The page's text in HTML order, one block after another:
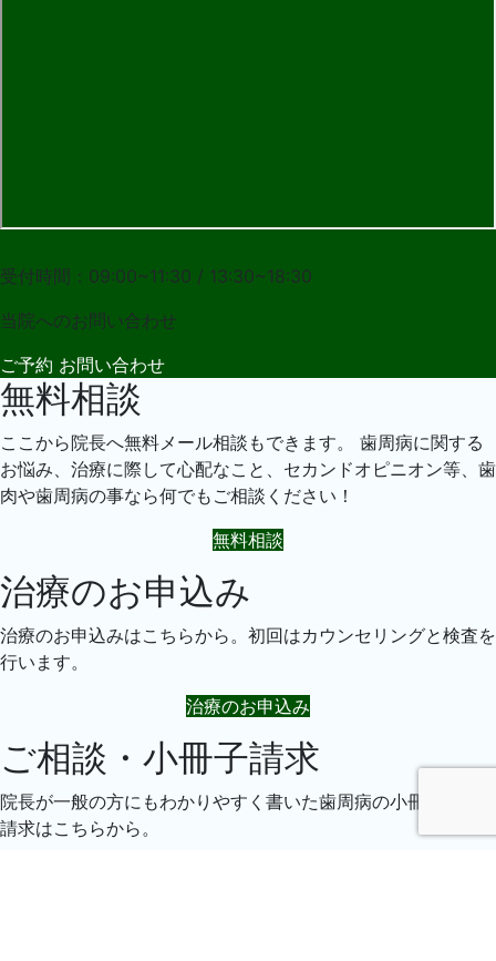
受付時間：09:00~11:30 / 13:30~18:30
当院へのお問い合わせ
ご予約 お問い合わせ
無料相談
ここから院長へ無料メール相談もできます。 歯周病に関する
お悩み、治療に際して心配なこと、セカンドオピニオン等、歯
肉や歯周病の事なら何でもご相談ください！
無料相談
治療のお申込み
治療のお申込みはこちらから。初回はカウンセリングと検査を
行います。
治療のお申込み
ご相談・小冊子請求
院長が一般の方にもわかりやすく書いた歯周病の小冊子の無料
請求はこちらから。